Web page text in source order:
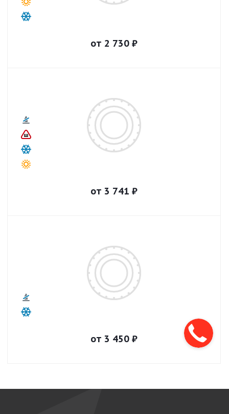
от 2 730 ₽
от 3 741 ₽
от 3 450 ₽